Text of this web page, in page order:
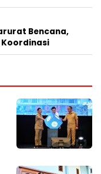
Bencana,